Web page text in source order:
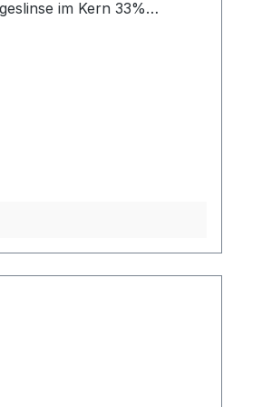
werden: Contact Us |